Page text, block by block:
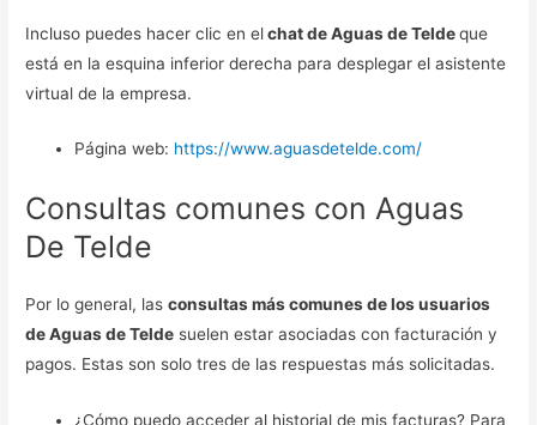
Incluso puedes hacer clic en elchat de Aguas de Teldeque
está en la esquina inferior derecha para desplegar el asistente
virtual de la empresa.
Página web: https://www.aguasdetelde.com/
Consultas comunes con Aguas
De Telde
Por lo general, lasconsultas más comunes de los usuarios
de Aguas de Telde suelen estar asociadas con facturación y
pagos. Estas son solo tres de las respuestas más solicitadas.
¿Cómo puedo acceder al historial de mis facturas? Para